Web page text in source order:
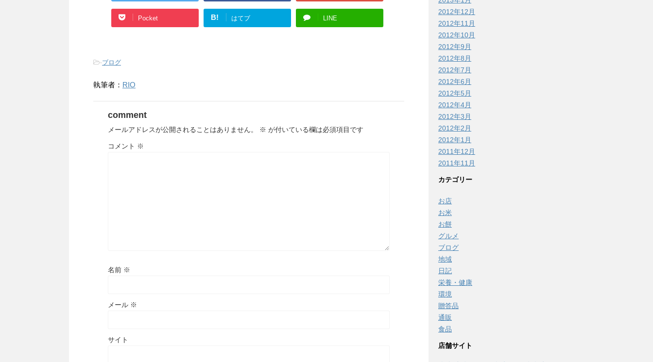
Pocket B! はてブ LINE
-ブログ
執筆者： RIO
comment
メールアドレスが公開されることはありません。 ※ が付いている欄は必須項目です
コメント ※
名前 ※
メール ※
サイト
2012年12月
2012年11月
2012年10月
2012年9月
2012年8月
2012年7月
2012年6月
2012年5月
2012年4月
2012年3月
2012年2月
2012年1月
2011年12月
2011年11月
カテゴリー
お店
お米
お餅
グルメ
ブログ
地域
日記
栄養・健康
環境
贈答品
通販
食品
店舗サイト